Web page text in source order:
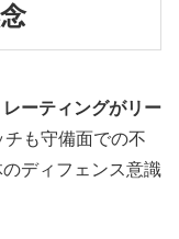
ーティングがリー
も守備面での不
ディフェンス意識